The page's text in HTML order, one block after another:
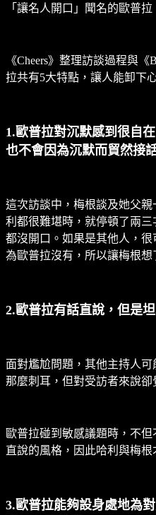
「讓名人開口」聞名的歐普拉
《Cheers》整理訪談過程與《
拉共有5大特點，讓人能卸下
1.歐普拉對沉默感到很自
也不會因為沉默而貿然接
這次訪談中，梅根談及她父
利都很難堪時，就停頓了兩
都沒開口。如果是其他人，
為歐普拉沒有，所以讓梅根想
2.歐普拉有話直說，但是
面對尷尬問題，其他主持人
那麼刺耳，但對受訪者來說卻
歐普拉碰到敏感議題時，不
直說的風格，因此哈利與梅根
3.歐普拉能夠設身處地為